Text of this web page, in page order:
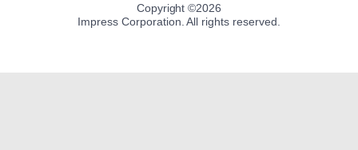
Copyright ©2026
Impress Corporation. All rights reserved.